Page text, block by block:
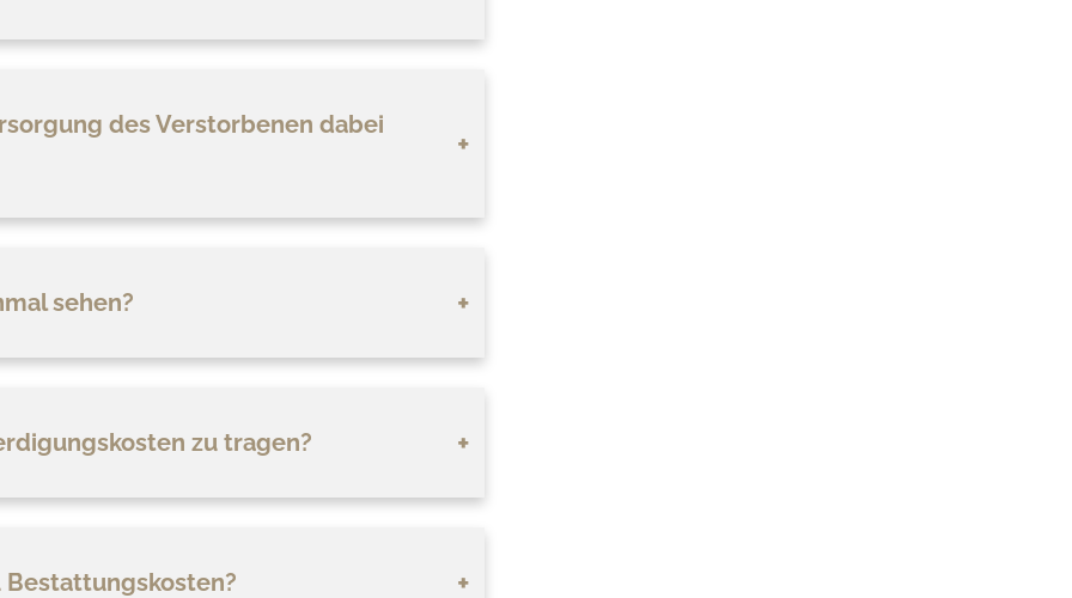
des Verstorbenen dabei
sehen?
zu tragen?
Bestattungskosten?